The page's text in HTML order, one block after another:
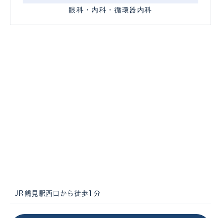
眼科・内科・循環器内科
JR鶴見駅西口から徒歩1分